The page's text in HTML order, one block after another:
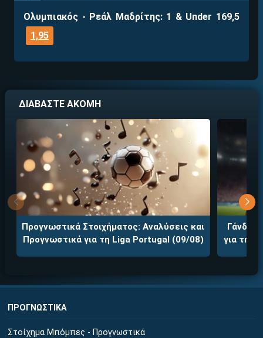
Ολυμπιακός - Ρεάλ Μαδρίτης: 1 & Under 169,5
1,95
ΔΙΑΒΑΣΤΕ ΑΚΟΜΗ
Προγνωστικά Στοιχήματος: Αναλύσεις και
Προγνωστικά για τη Liga Portugal (09/08)
Γάνδη -
για τη
ΠΡΟΓΝΩΣΤΙΚΑ
Στοίχημα Μπόμπες - Προγνωστικά
Άμεση ταυτοποίηση